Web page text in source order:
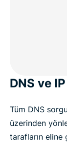
DNS ve IP
Tüm DNS
üzerinden
tarafların eline